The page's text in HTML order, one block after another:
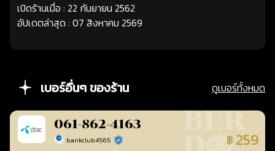
เปิดร้านเมื่อ : 22 กันยายน 2562
อัปเดตล่าสุด : 07 สิงหาคม 2569
เบอร์อื่นๆ ของร้าน ดูเบอร์ทั้งหมด
061-862-4163
bankclub4565 ร้านยืนยันแล้ว ฿ 259